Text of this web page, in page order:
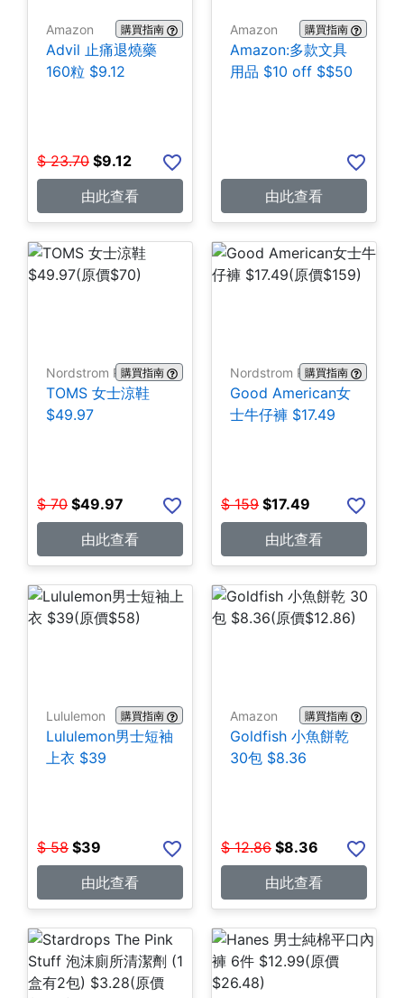
Amazon 購買指南
Advil 止痛退燒藥
160粒 $9.12
$ 23.70 $9.12
由此查看
Amazon 購買指南
Amazon:多款文具
用品 $10 off $$50
由此查看
Nordstrom Rack購買指南
TOMS 女士涼鞋
$49.97
$ 70 $49.97
由此查看
Nordstrom Rack購買指南
Good American女
士牛仔褲 $17.49
$ 159 $17.49
由此查看
Lululemon 購買指南
Lululemon男士短袖
上衣 $39
$ 58 $39
由此查看
Amazon 購買指南
Goldfish 小魚餅乾
30包 $8.36
$ 12.86 $8.36
由此查看